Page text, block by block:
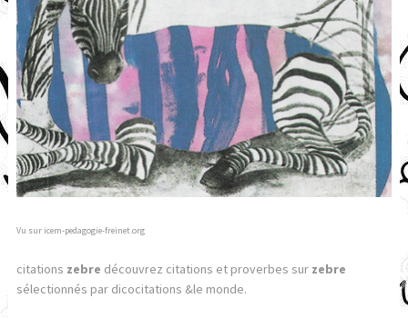
Vu sur icem-pedagogie-freinet.org
citations zebre découvrez citations et proverbes sur zebre
sélectionnés par dicocitations &le monde.